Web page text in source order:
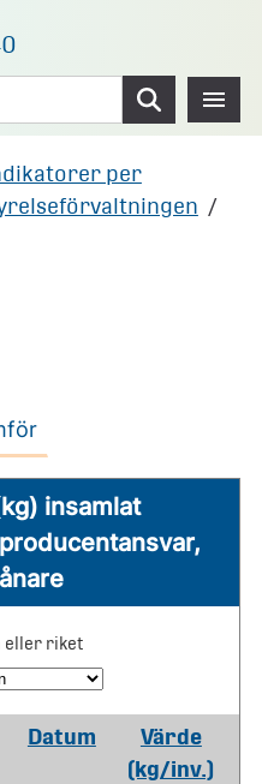
Sök
per
/
insamlat
eller riket
Datum
Värde
(kg/inv.)